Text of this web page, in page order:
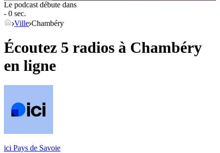
Le podcast débute dans
- 0 sec.
Ville Chambéry
Écoutez 5 radios à Chambéry
en ligne
ici Pays de Savoie